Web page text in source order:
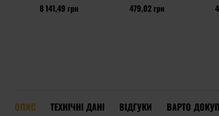
8 141,49 грн
479,02 грн
ОПИС ТЕХНІЧНІ ДАНІ ВІДГУКИ ВАРТО